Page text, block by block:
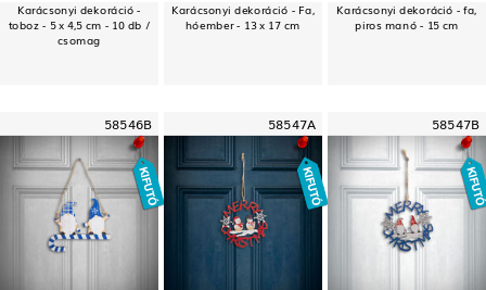
Karácsonyi dekoráció -
toboz - 5 x 4,5 cm - 10 db /
csomag
Karácsonyi dekoráció - Fa,
hóember - 13 x 17 cm
Karácsonyi dekoráció - fa,
piros manó - 15 cm
58546B 58547A 58547B